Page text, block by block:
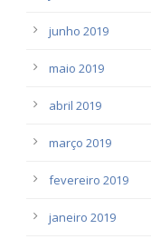
junho 2019
maio 2019
abril 2019
março 2019
fevereiro 2019
janeiro 2019